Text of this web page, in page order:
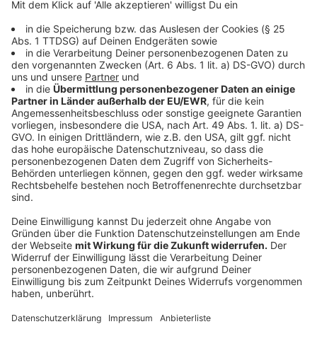
Kliemann einen Euro an neue Künstlerinnen, die sich bis
zum 14. August per Mail bewerben können. An wen das
Geld fließt, entscheiden die Käufer dann per Online-
Abstimmung. "POP" von Fynn Kliemann - unser Album
der Woche, alle Track in der Playliste.
Anzeige
Anzeige
Wir benötigen Ihre
Zustimmung, um den YouTube
Video-Service zu laden!
Wir verwenden einen Service eines
Drittanbieters, um Videoinhalte
einzubetten. Dieser Service kann